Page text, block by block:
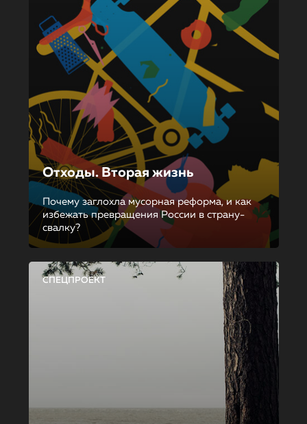
Отходы. Вторая жизнь
Почему заглохла мусорная реформа, и как
избежать превращения России в страну-
свалку?
СПЕЦПРОЕКТ